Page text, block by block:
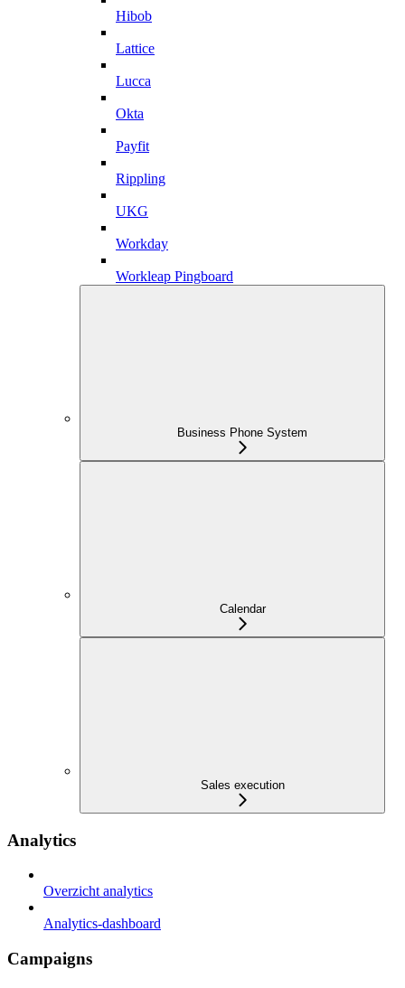
Hibob
Lattice
Lucca
Okta
Payfit
Rippling
UKG
Workday
Workleap Pingboard
Business Phone System
Calendar
Sales execution
Analytics
Overzicht analytics
Analytics-dashboard
Campaigns